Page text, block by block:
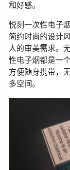
和好感。
悦刻一次性电子
简约时尚的设计
人的审美需求。
性电子烟都是一
方便随身携带，
多空间。